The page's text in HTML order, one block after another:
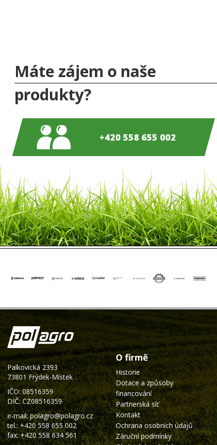
Máte zájem o naše
produkty?
+420 558 655 002
Palkovická 2393
73801 Frýdek-Místek
IČO: 08516359
DIČ: CZ08516359
e-mail:polagro@polagro.cz
tel.:+420 558 655 002
fax: +420 558 634 561
O firmě
Historie
Dotace a způsoby
financování
Partnerská síť
Kontakt
Ochrana osobních údajů
Záruční podmínky